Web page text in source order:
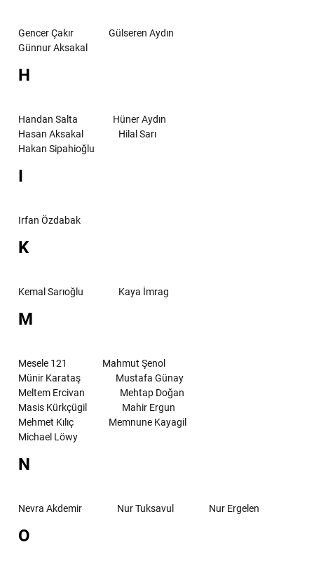
Gencer Çakır
Gülseren Aydın
Günnur Aksakal
H
Handan Salta
Hüner Aydın
Hasan Aksakal
Hilal Sarı
Hakan Sipahioğlu
I
Irfan Özdabak
K
Kemal Sarıoğlu Kaya İmrag
M
Mesele 121
Mahmut Şenol
Münir Karataş
Mustafa Günay
Meltem Ercivan
Mehtap Doğan
Masis Kürkçügil
Mahir Ergun
Mehmet Kılıç
Memnune Kayagil
Michael Löwy
N
Nevra Akdemir Nur Tuksavul Nur Ergelen
O